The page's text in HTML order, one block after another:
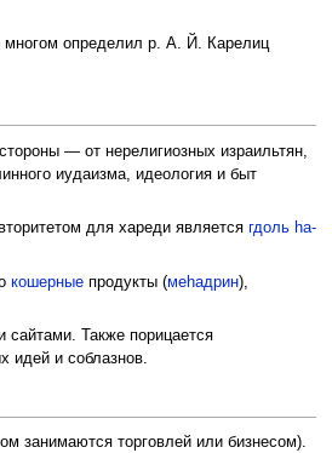
многом определил р. А. Й. Карелиц
— от нерелигиозных израильтян,
иудаизма, идеология и быт
для хареди являетсягдоль hа-
кошерные продукты (меhадрин),
сайтами. Также порицается
идей и соблазнов.
занимаются торговлей или бизнесом).